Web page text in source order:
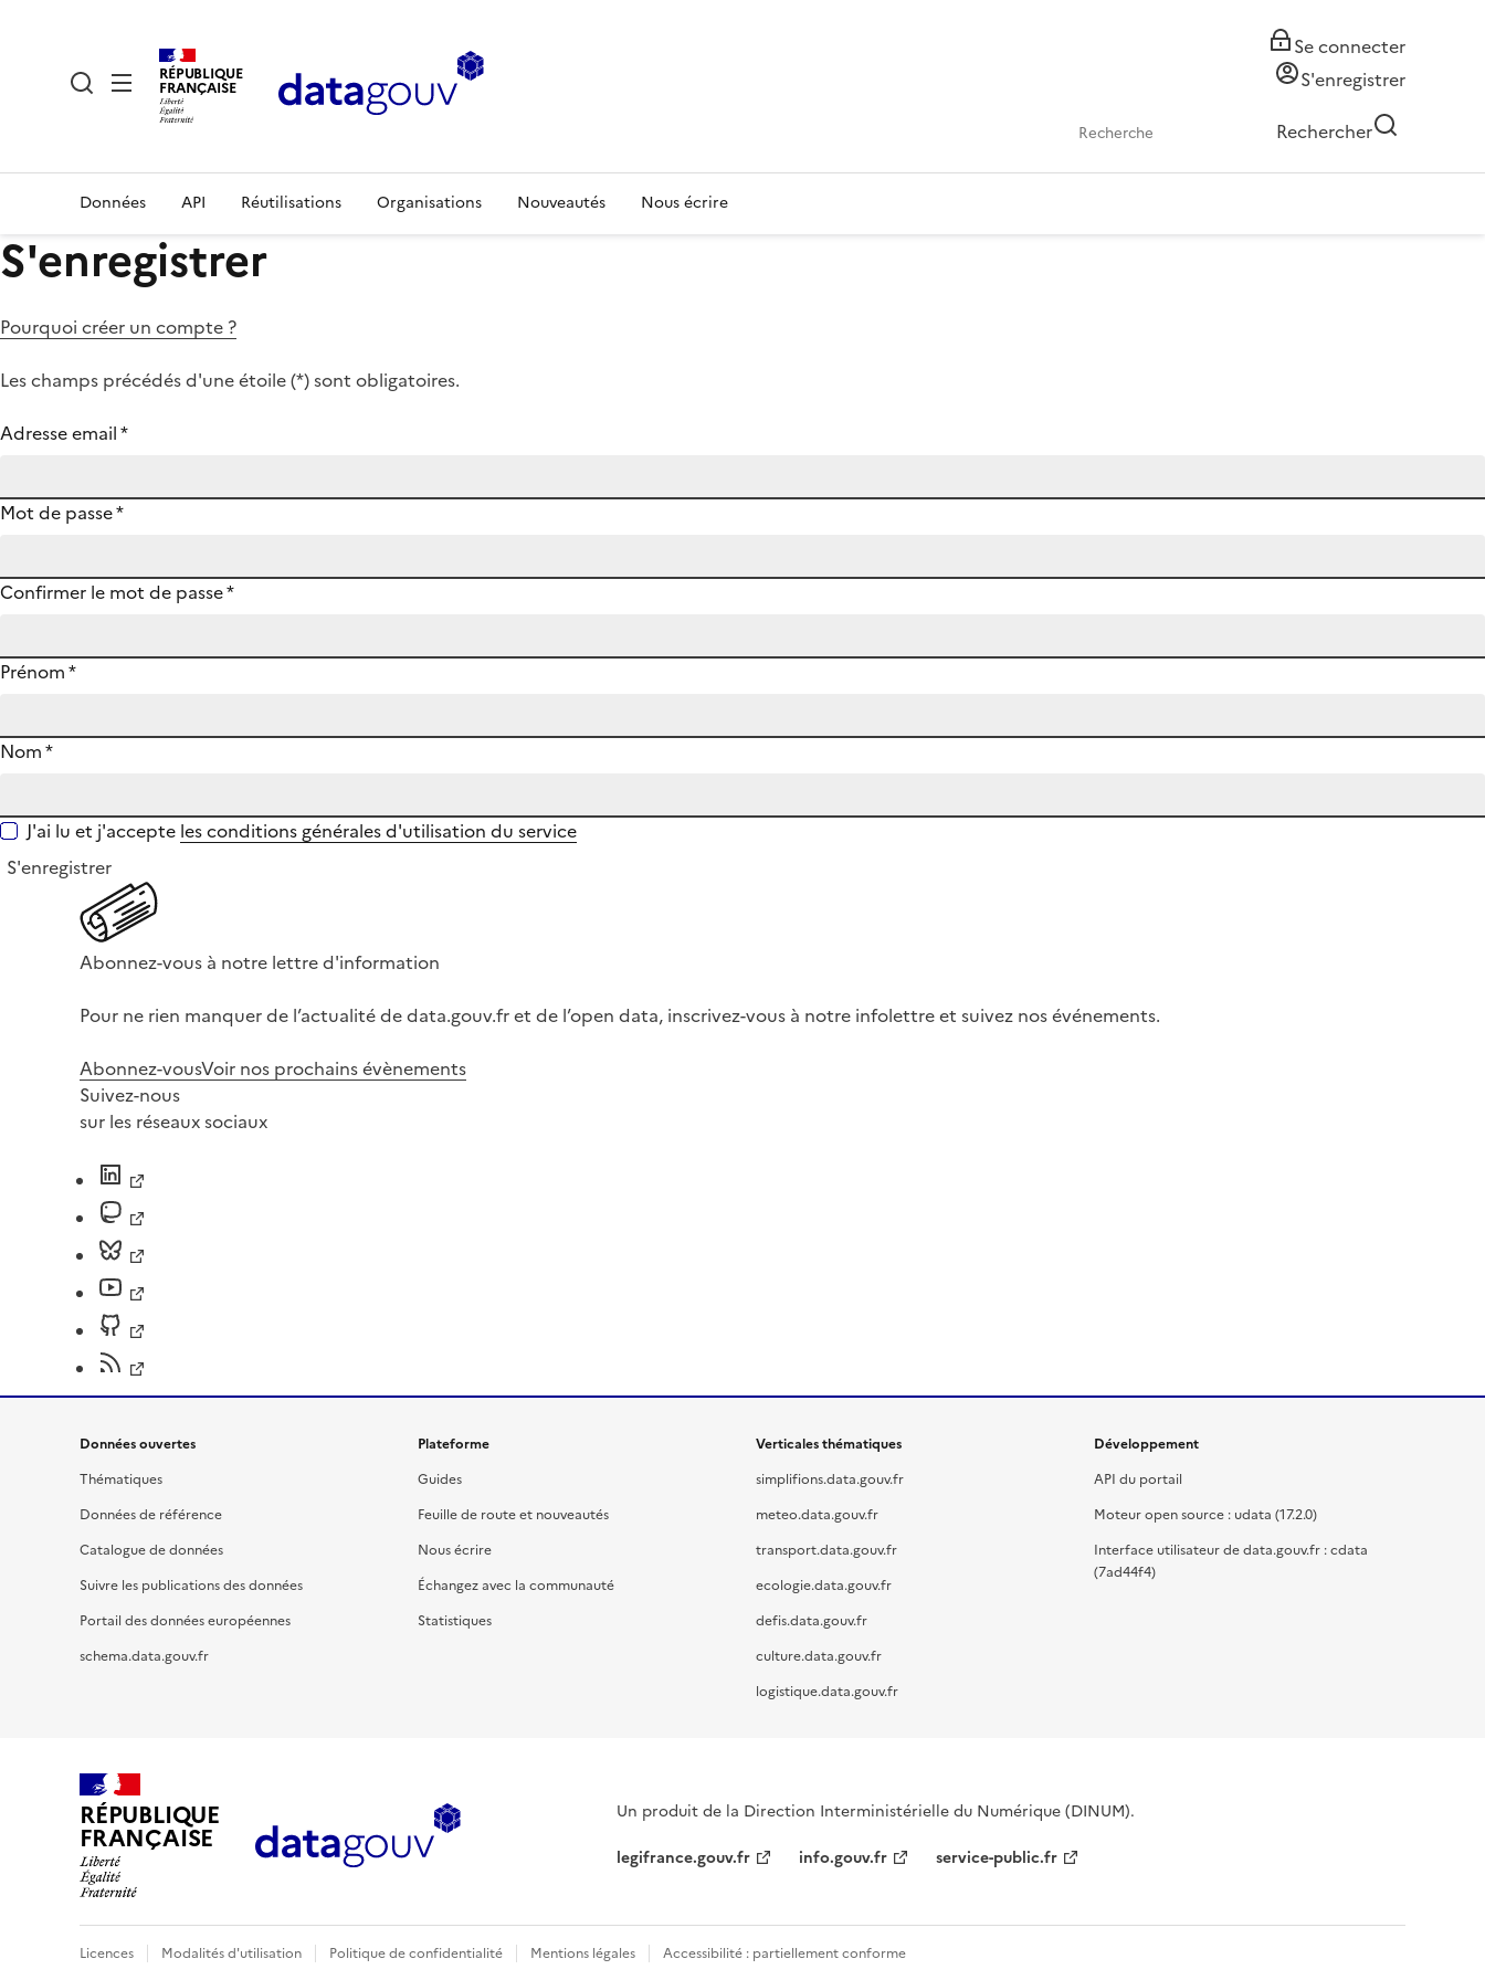
RÉPUBLIQUE
FRANÇAISE
Se connecter
S'enregistrer
Rechercher
Données API Réutilisations Organisations Nouveautés Nous écrire
S'enregistrer
Pourquoi créer un compte ?
Les champs précédés d'une étoile (*) sont obligatoires.
Adresse email*
Mot de passe*
Confirmer le mot de passe*
Prénom*
Nom*
J'ai lu et j'accepte les conditions générales d'utilisation du service
S'enregistrer
Abonnez-vous à notre lettre d'information
Pour ne rien manquer de l’actualité de data.gouv.fr et de l’open data, inscrivez-vous à notre infolettre et suivez nos événements.
Abonnez-vousVoir nos prochains évènements
Suivez-nous
sur les réseaux sociaux
Données ouvertes
Thématiques
Données de référence
Catalogue de données
Suivre les publications des données
Portail des données européennes
schema.data.gouv.fr
Plateforme
Guides
Feuille de route et nouveautés
Nous écrire
Échangez avec la communauté
Statistiques
Verticales thématiques
simplifions.data.gouv.fr
meteo.data.gouv.fr
transport.data.gouv.fr
ecologie.data.gouv.fr
defis.data.gouv.fr
culture.data.gouv.fr
logistique.data.gouv.fr
Développement
API du portail
Moteur open source : udata (17.2.0)
Interface utilisateur de data.gouv.fr : cdata
(7ad44f4)
RÉPUBLIQUE
FRANÇAISE
Un produit de la Direction Interministérielle du Numérique (DINUM).
legifrance.gouv.fr
info.gouv.fr service-public.fr
Licences Modalités d'utilisation Politique de confidentialité Mentions légales Accessibilité : partiellement conforme